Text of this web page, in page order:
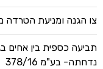
צו הגנה ומניעת הטרדה
תביעה כספית בין אחים
נדחתה- בע"מ 378/16